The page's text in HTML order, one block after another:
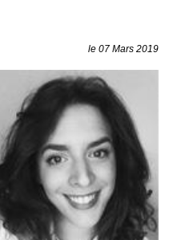
le 07 Mars 2019